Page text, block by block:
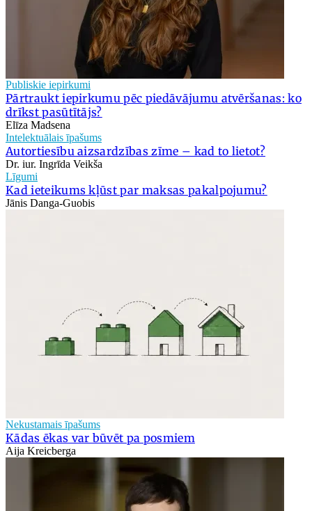
Publiskie iepirkumi
Pārtraukt iepirkumu pēc piedāvājumu atvēršanas: ko
drīkst pasūtītājs?
Elīza Madsena
Intelektuālais īpašums
Autortiesību aizsardzības zīme – kad to lietot?
Dr. iur. Ingrīda Veikša
Līgumi
Kad ieteikums kļūst par maksas pakalpojumu?
Jānis Danga-Guobis
Nekustamais īpašums
Kādas ēkas var būvēt pa posmiem
Aija Kreicberga